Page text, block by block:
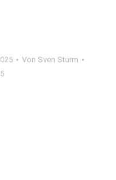
Von Sven Sturm